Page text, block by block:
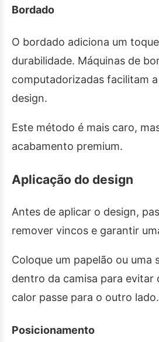
Bordado
O bordado adiciona um
durabilidade. Máquinas de
computadorizadas facilitam
design.
Este método é mais caro,
acabamento premium.
Aplicação do design
Antes de aplicar o design,
remover vincos e garantir
Coloque um papelão ou uma
dentro da camisa para evitar
calor passe para o outro lado.
Posicionamento